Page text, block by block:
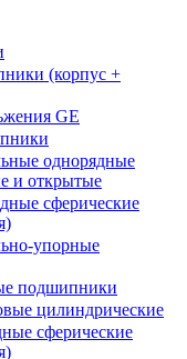
(корпус +
GE
однорядные
и открытые
сферические
упорные
подшипники
цилиндрические
сферические